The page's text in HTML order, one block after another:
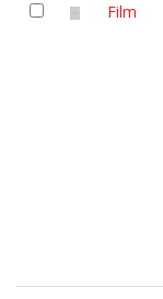
Film